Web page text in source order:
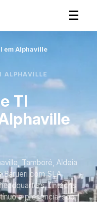
☰
em Alphaville
ALPHAVILLE
TI
Tamboré, Aldeia
Barueri com SLA
fintechs
e presencial sob